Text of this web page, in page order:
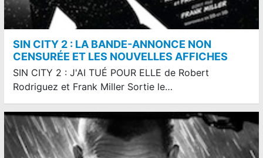
SIN CITY 2 : LA BANDE-ANNONCE NON
CENSURÉE ET LES NOUVELLES AFFICHES
SIN CITY 2 : J'AI TUÉ POUR ELLE de Robert
Rodriguez et Frank Miller Sortie le…